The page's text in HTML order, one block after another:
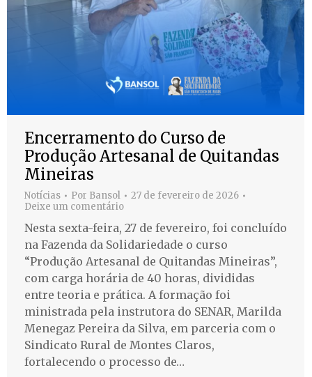
Encerramento do Curso de
Produção Artesanal de Quitandas
Mineiras
Notícias Por Bansol
27 de fevereiro de 2026
Deixe um comentário
Nesta sexta-feira, 27 de fevereiro, foi concluído
na Fazenda da Solidariedade o curso
“Produção Artesanal de Quitandas Mineiras”,
com carga horária de 40 horas, divididas
entre teoria e prática. A formação foi
ministrada pela instrutora do SENAR, Marilda
Menegaz Pereira da Silva, em parceria com o
Sindicato Rural de Montes Claros,
fortalecendo o processo de…